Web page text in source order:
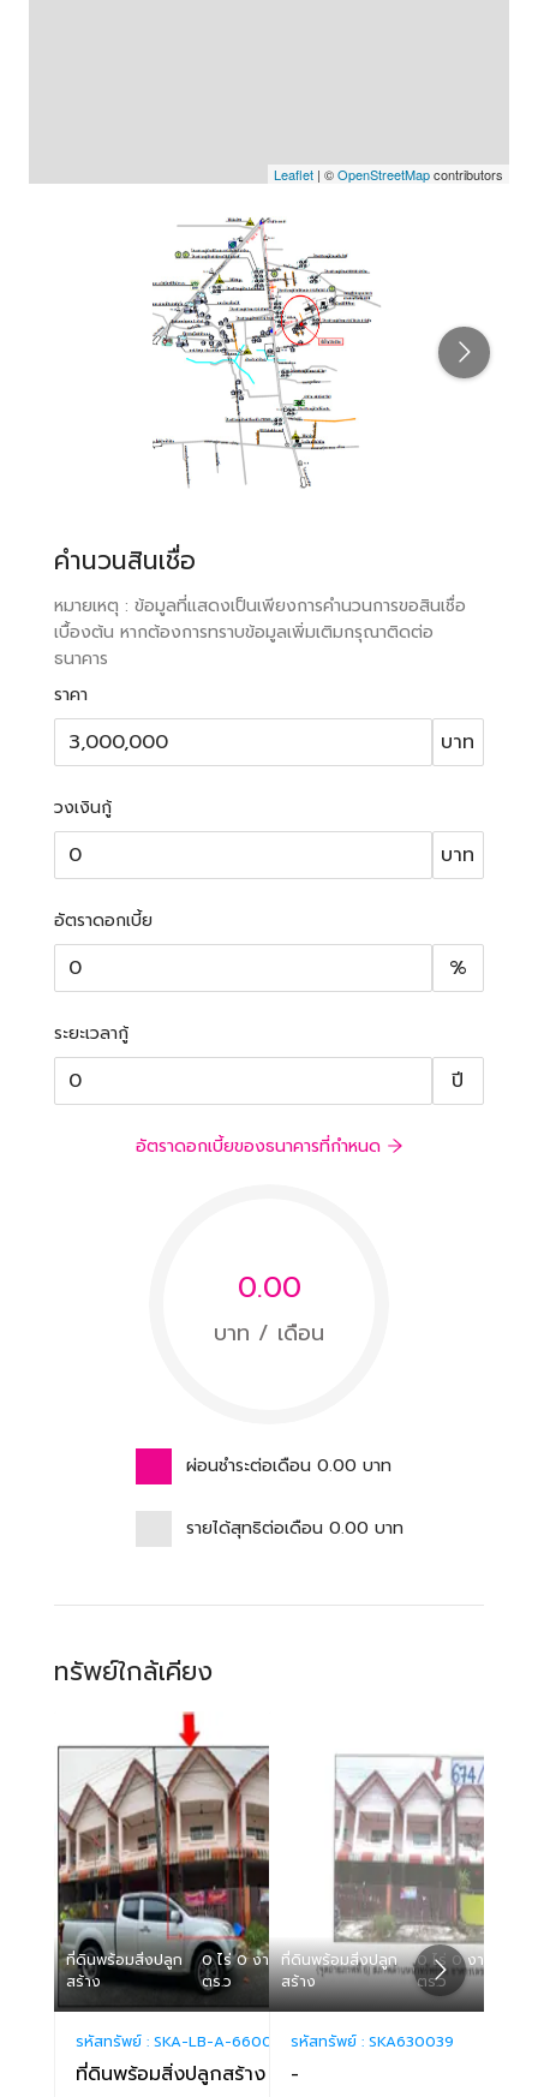
Leaflet | ©OpenStreetMapcontributors
คำนวนสินเชื่อ
หมายเหตุ : ข้อมูลที่แสดงเป็นเพียงการคำนวนการขอสินเชื่อ
เบื้องต้น หากต้องการทราบข้อมูลเพิ่มเติมกรุณาติดต่อ
ธนาคาร
ราคา
บาท
วงเงินกู้
บาท
อัตราดอกเบี้ย
%
ระยะเวลากู้
ปี
อัตราดอกเบี้ยของธนาคารที่กำหนด
0.00
บาท / เดือน
ผ่อนชำระต่อเดือน 0.00 บาท
รายได้สุทธิต่อเดือน 0.00 บาท
ทรัพย์ใกล้เคียง
ที่ดินพร้อมสิ่งปลูก
สร้าง
0 ไร่ 0 งาน 19.70
ตร.ว
รหัสทรัพย์ : SKA-LB-A-660003
ที่ดินพร้อมสิ่งปลูกสร้าง
ที่ดินพร้อมสิ่งปลูก
สร้าง
0 ไร่ 0 งาน 19.70
ตร.ว
รหัสทรัพย์ : SKA630039
-